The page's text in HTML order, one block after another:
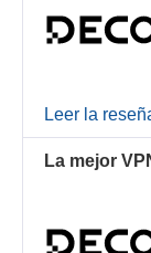
Leer la
La mejor